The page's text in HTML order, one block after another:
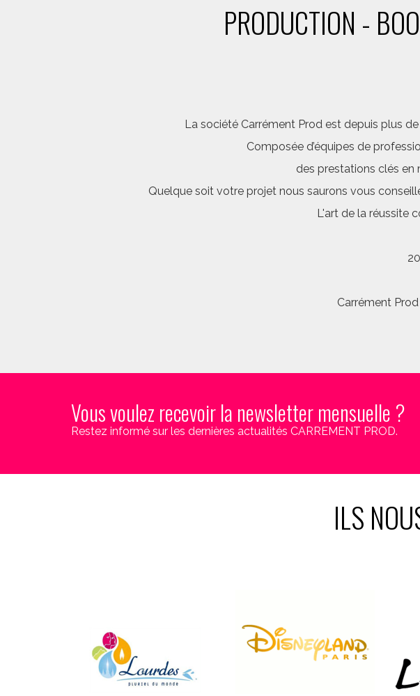
PRODUCTION -
La société Carrément Prod est depuis plus
Composée d’équipes de
des prestations clés en
Quelque soit votre projet nous saurons vous
L'art de la réussite
Carrément
Vous voulez recevoir la newsletter mensuelle ?
Restez informé sur les dernières actualités CARREMENT PROD.
ILS